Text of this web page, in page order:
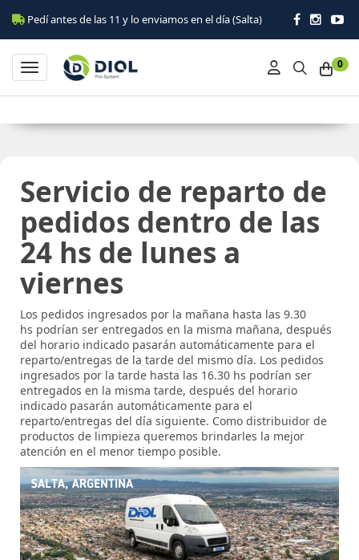
Pedí antes de las 11 y lo enviamos en el día (Salta)
0
Toggle navigation
Servicio de reparto de
pedidos dentro de las
24 hs de lunes a
viernes
Los pedidos ingresados por la mañana hasta las 9.30
hs podrían ser entregados en la misma mañana, después
del horario indicado pasarán automáticamente para el
reparto/entregas de la tarde del mismo día. Los pedidos
ingresados por la tarde hasta las 16.30 hs podrían ser
entregados en la misma tarde, después del horario
indicado pasarán automáticamente para el
reparto/entregas del día siguiente. Como distribuidor de
productos de limpieza queremos brindarles la mejor
atención en el menor tiempo posible.